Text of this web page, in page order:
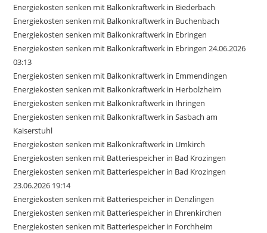
Energiekosten senken mit Balkonkraftwerk in Biederbach
Energiekosten senken mit Balkonkraftwerk in Buchenbach
Energiekosten senken mit Balkonkraftwerk in Ebringen
Energiekosten senken mit Balkonkraftwerk in Ebringen 24.06.2026
03:13
Energiekosten senken mit Balkonkraftwerk in Emmendingen
Energiekosten senken mit Balkonkraftwerk in Herbolzheim
Energiekosten senken mit Balkonkraftwerk in Ihringen
Energiekosten senken mit Balkonkraftwerk in Sasbach am
Kaiserstuhl
Energiekosten senken mit Balkonkraftwerk in Umkirch
Energiekosten senken mit Batteriespeicher in Bad Krozingen
Energiekosten senken mit Batteriespeicher in Bad Krozingen
23.06.2026 19:14
Energiekosten senken mit Batteriespeicher in Denzlingen
Energiekosten senken mit Batteriespeicher in Ehrenkirchen
Energiekosten senken mit Batteriespeicher in Forchheim